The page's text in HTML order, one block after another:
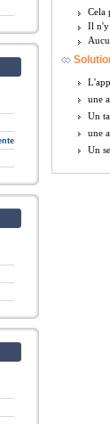
Cela
Il n'y
une
Un
une
Un